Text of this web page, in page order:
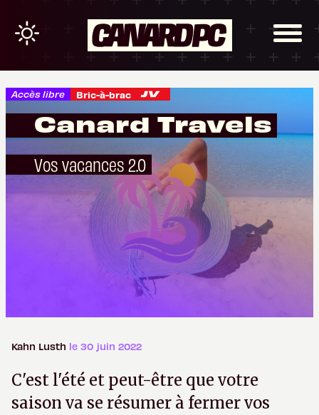
Accès libre Bric-à-brac
Canard Travels
Vos vacances 2.0
Kahn Lusth le 30 juin 2022
C'est l'été et peut-être que votre
saison va se résumer à fermer vos